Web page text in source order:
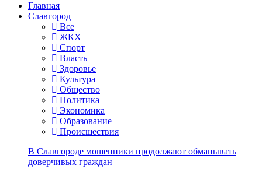
Главная
Славгород
Все
ЖКХ
Спорт
Власть
Здоровье
Культура
Общество
Политика
Экономика
Образование
Происшествия
В Славгороде мошенники продолжают обманывать
доверчивых граждан